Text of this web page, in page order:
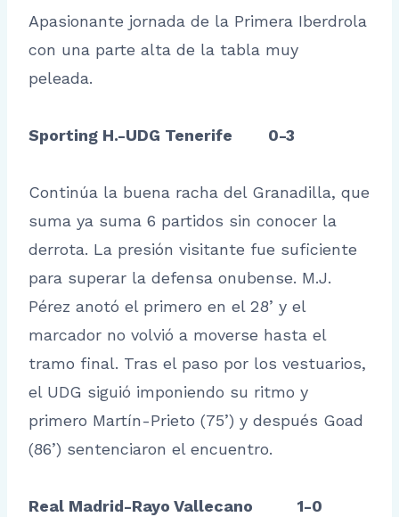
Apasionante jornada de la Primera Iberdrola
con una parte alta de la tabla muy
peleada.
Sporting H.-UDG Tenerife 0-3
Continúa la buena racha del Granadilla, que
suma ya suma 6 partidos sin conocer la
derrota. La presión visitante fue suficiente
para superar la defensa onubense. M.J.
Pérez anotó el primero en el 28’ y el
marcador no volvió a moverse hasta el
tramo final. Tras el paso por los vestuarios,
el UDG siguió imponiendo su ritmo y
primero Martín-Prieto (75’) y después Goad
(86’) sentenciaron el encuentro.
Real Madrid-Rayo Vallecano 1-0